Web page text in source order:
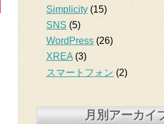
Simplicity (15)
SNS (5)
WordPress (26)
XREA (3)
スマートフォン (2)
月別アーカイ